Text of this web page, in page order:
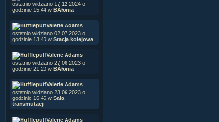
ostatnio widziano 17.12.2024 o
godzinie 15:44 w BÂłonia
Valerie Adams
ostatnio widziano 02.07.2023 o
godzinie 13:40 w Stacja kolejowa
Valerie Adams
ostatnio widziano 27.06.2023 o
godzinie 21:20 w BÂłonia
Valerie Adams
ostatnio widziano 23.06.2023 o
godzinie 16:46 w Sala
transmutacji
Valerie Adams